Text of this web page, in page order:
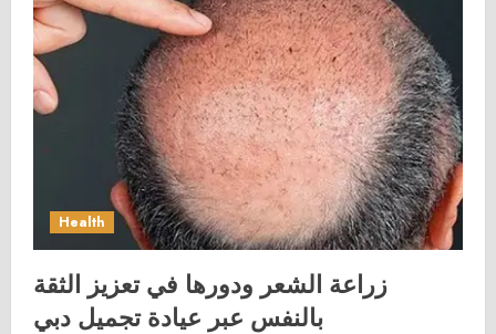
Health
زراعة الشعر ودورها في تعزيز الثقة
بالنفس عبر عيادة تجميل دبي